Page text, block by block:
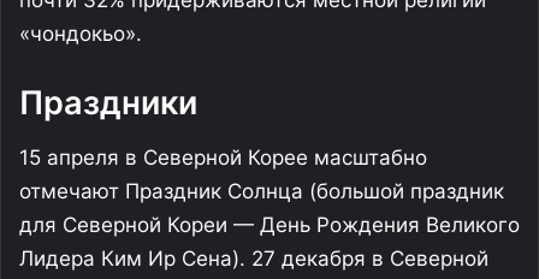
«чондокьо».
Праздники
15 апреля в Северной Корее масштабно
отмечают Праздник Солнца (большой праздник
для Северной Кореи — День Рождения Великого
Лидера Ким Ир Сена). 27 декабря в Северной